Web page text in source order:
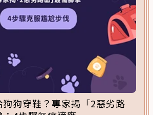
狗穿鞋？專家揭「2惡劣路